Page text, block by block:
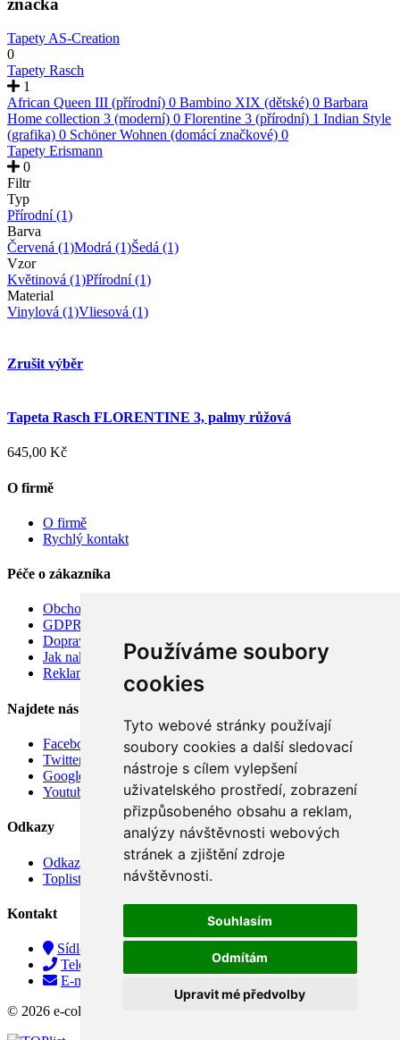
Používáme soubory
cookies
Tyto webové stránky používají
soubory cookies a další sledovací
nástroje s cílem vylepšení
uživatelského prostředí, zobrazení
přizpůsobeného obsahu a reklam,
analýzy návštěvnosti webových
stránek a zjištění zdroje
návštěvnosti.
Souhlasím
Odmítám
Upravit mé předvolby
Tapety AS-Creation
0
Tapety Rasch
1
African Queen III (přírodní) 0 Bambino XIX (dětské) 0 Barbara
Home collection 3 (moderní) 0 Florentine 3 (přírodní) 1 Indian Style
(grafika) 0 Schöner Wohnen (domácí značkové) 0
Tapety Erismann
0
Filtr
Typ
Přírodní(1)
Barva
Červená (1)Modrá (1)Šedá (1)
Vzor
Květinová (1)Přírodní(1)
Material
Vinylová (1)Vliesová (1)
Zrušit výběr
Tapeta Rasch FLORENTINE 3, palmy růžová
645,00 Kč
O firmě
O firmě
Rychlý kontakt
Péče o zákazníka
Obchodní podmínky
GDPR
Doprava
Jak nakupovat
Reklamace
Najdete nás
Facebook
Twitter
Google
Youtube
Odkazy
Odkazy
Toplist
Kontakt
Sídlo firmy: Boženy Němcové 739/1, Svitavy 568 02, CZ
Telefon: +420 608 449 590
E-mail: info@e-color.cz
© 2026 e-color.cz